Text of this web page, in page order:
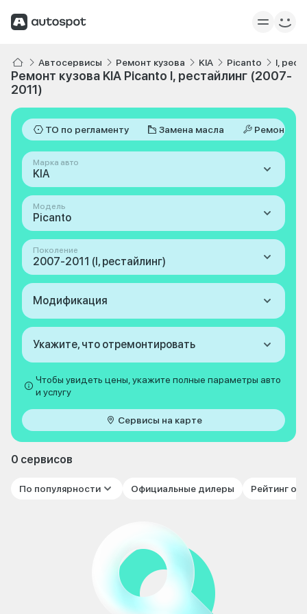
Автосервисы Ремонт кузова KIA Picanto I,
Ремонт кузова KIA Picanto I, рестайлинг (2007-
2011)
ТО по регламенту Замена масла Ремонт
Марка авто
KIA
Модель
Picanto
Поколение
2007-2011 (I, рестайлинг)
Модификация
Укажите, что отремонтировать
Чтобы увидеть цены, укажите полные параметры авто
и услугу
Сервисы на карте
0 сервисов
По популярности Официальные дилеры Рейтинг